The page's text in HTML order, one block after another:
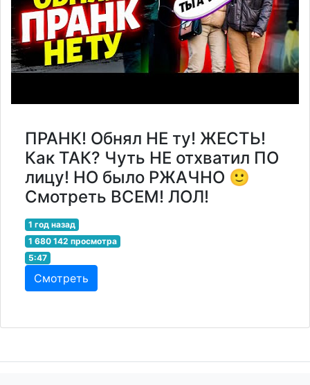
ПРАНК! Обнял НЕ ту! ЖЕСТЬ!
Как ТАК? Чуть НЕ отхватил ПО
лицу! НО было РЖАЧНО 🙂
Смотреть ВСЕМ! ЛОЛ!
1 год назад
1 680 142 просмотра
5:47
Смотреть